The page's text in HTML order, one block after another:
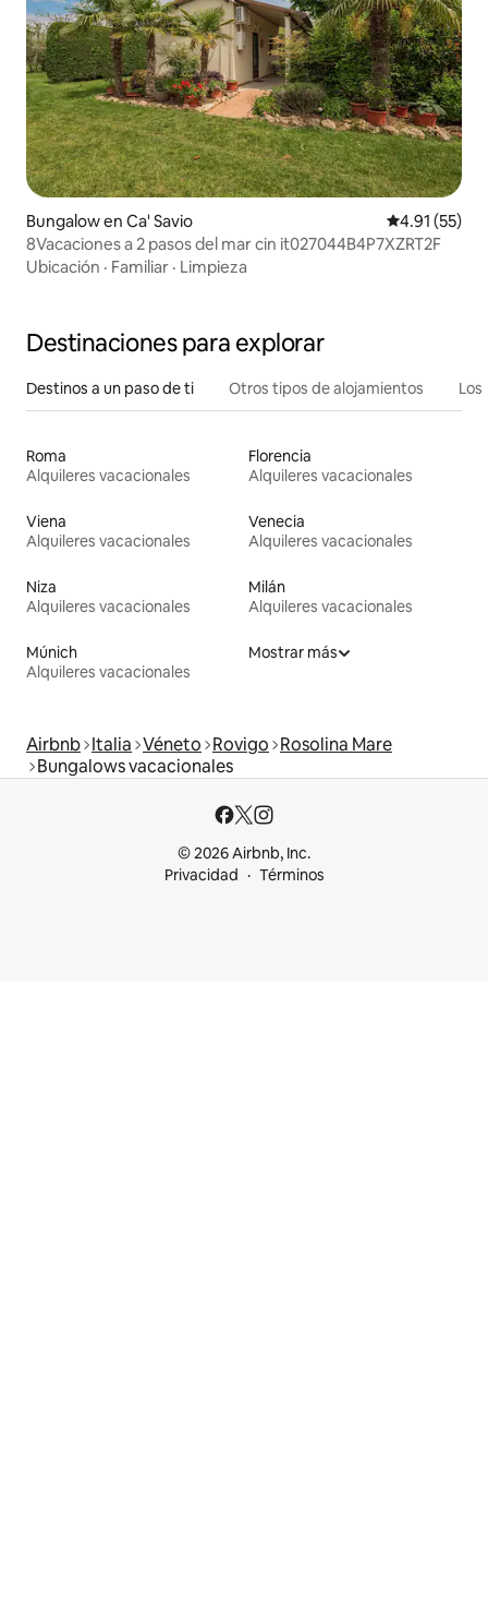
Bungalow en Ca' Savio Calificación
4.91 (55)
8Vacaciones a 2 pasos del mar cin it027044B4P7XZRT2F
Ubicación · Familiar · Limpieza
Destinaciones para explorar
Destinos a un paso de ti Otros tipos de alojamientos
Roma
Alquileres vacacionales
Florencia
Alquileres vacacionales
Viena
Alquileres vacacionales
Venecia
Alquileres vacacionales
Niza
Alquileres vacacionales
Milán
Alquileres vacacionales
Múnich
Alquileres vacacionales
Mostrar más
Airbnb Italia Véneto Rovigo Rosolina Mare
Bungalows vacacionales
© 2026 Airbnb, Inc.
Privacidad
Términos